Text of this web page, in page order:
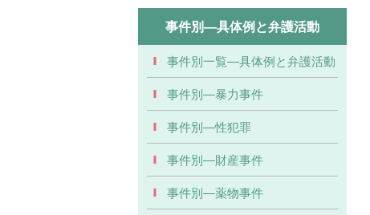
事件別―具体例と弁護活動
事件別一覧―具体例と弁護活動
事件別―暴力事件
事件別―性犯罪
事件別―財産事件
事件別―薬物事件